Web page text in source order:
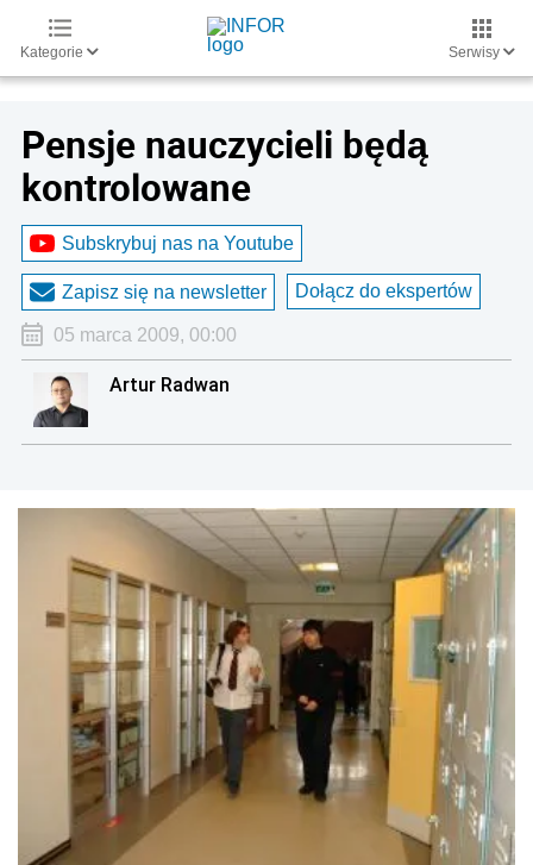
Kategorie Serwisy
Pensje nauczycieli będą
kontrolowane
Subskrybuj nas na Youtube
Zapisz się na newsletter Dołącz do ekspertów
05 marca 2009, 00:00
Artur Radwan